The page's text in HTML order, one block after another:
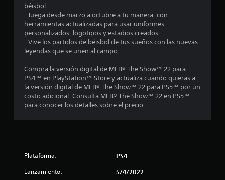
e
l
l
s
béisbol.
- Juega desde marzo a octubre a tu manera, con
herramientas actualizadas para usar uniformes
personalizados, logotipos y estadios creados.
- Vive los partidos de béisbol de tus sueños con las nuevas
leyendas que se unen al campo.
Compra la versión digital de MLB® The Show™ 22 para
PS4™ en PlayStation™ Store y actualiza cuando quieras a
la versión digital de MLB® The Show™ 22 para PS5™ por un
costo adicional. Consulta MLB® The Show™ 22 en PS5™
para conocer los detalles sobre el precio.
Plataforma: PS4
Lanzamiento: 5/4/2022